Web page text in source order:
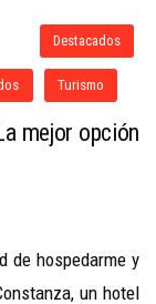
Destacados
Turismo
mejor opción
de hospedarme y
un hotel